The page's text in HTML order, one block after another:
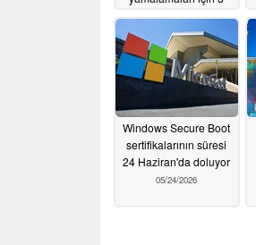
06/01/2026
Windows Secure Boot
sertifikalarının süresi
24 Haziran'da doluyor
05/24/2026